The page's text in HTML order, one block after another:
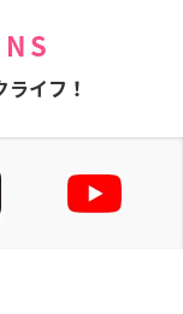
ライフ！